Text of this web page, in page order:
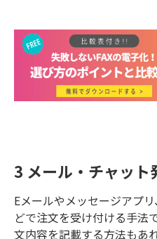
3 メール・チャット
Eメールやメッセージアプ
どで注文を受け付ける手法
文内容を記載する方法もあ